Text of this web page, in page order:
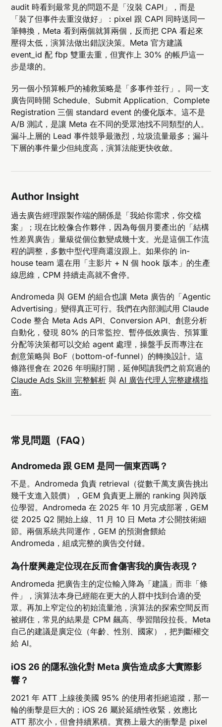
audit 時看到最常見的問題不是「沒裝 CAPI」，而是
「裝了但事件去重沒做好」：pixel 跟 CAPI 同時送同一
筆轉換，Meta 看到兩個就算兩個，反而把 CPA 看起來
壓得太低，演算法做出錯誤決策。Meta 官方建議
event_id 配 fbp 雙重去重，但實作上 30% 的帳戶這一
步是壞的。
另一個小預算帳戶的補救策略是「多事件並行」。同一支
廣告同時開 Schedule、Submit Application、Complete
Registration 三個 standard event 的優化版本。這不是
A/B 測試，是讓 Meta 在不同的受眾池找不同類型的人。
漏斗上層的 Lead 事件競爭最激烈，垃圾流量最多；漏斗
下層的事件量少但純度高，演算法能更快收斂。
Author Insight
過去廣告經理跟製作端的關係是「我給你需求，你交檔
案」；現在比較像合作夥伴，因為每個月要產出的「結構
性差異廣告」量級從個位數變成幾十支。光是這個工作流
程的調整，多數中型代理商還沒跟上。如果你的 in-
house team 還在用「主影片 + N 個 hook 版本」的生產
線思維，CPM 持續走高就不會停。
Andromeda 與 GEM 的組合也讓 Meta 廣告的「Agentic
Advertising」變得真正可行。我們在內部測試用 Claude
Code 整合 Meta Ads API、Conversion API、創意分析
自動化，發現 80% 的日常監控、暫停低效廣告、預算重
分配等決策都可以交給 agent 處理，操盤手反而專注在
創意策略與 BoF（bottom-of-funnel）的轉換設計。這
條路徑會在 2026 年明顯打開，延伸閱讀我們之前寫過的
Claude Ads Skill 完整解析 與AI 廣告代理人完整建構指
南。
常見問題（FAQ）
Andromeda 跟 GEM 是同一個東西嗎？
不是。Andromeda 負責 retrieval（從數千萬支廣告挑出
幾千支進入競價），GEM 負責更上層的 ranking 與跨版
位學習。Andromeda 在 2025 年 10 月完成部署，GEM
從 2025 Q2 開始上線、11 月 10 日 Meta 才公開技術細
節。兩個系統共同運作，GEM 的預測會餵給
Andromeda，組成完整的廣告交付鏈。
為什麼興趣定位現在反而會傷害我的廣告表現？
Andromeda 把廣告主的定位輸入降為「建議」而非「條
件」，演算法本身已經能在更大的人群中找到合適的受
眾。再加上窄定位的初始流量池，演算法的探索空間反而
被綁住，常見的結果是 CPM 飆高、學習階段拉長。Meta
自己的建議是廣定位（年齡、性別、國家），把判斷權交
給 AI。
iOS 26 的隱私強化對 Meta 廣告造成多大實際影
響？
2021 年 ATT 上線後美國 95% 的使用者拒絕追蹤，那一
輪的衝擊是巨大的；iOS 26 屬於延續性收緊，效應比
ATT 那次小，但會持續累積。實務上最大的衝擊是 pixel